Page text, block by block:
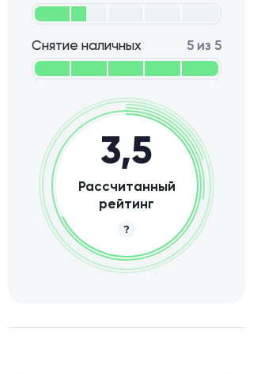
Снятие наличных 5 из 5
3,5
Рассчитанный
рейтинг